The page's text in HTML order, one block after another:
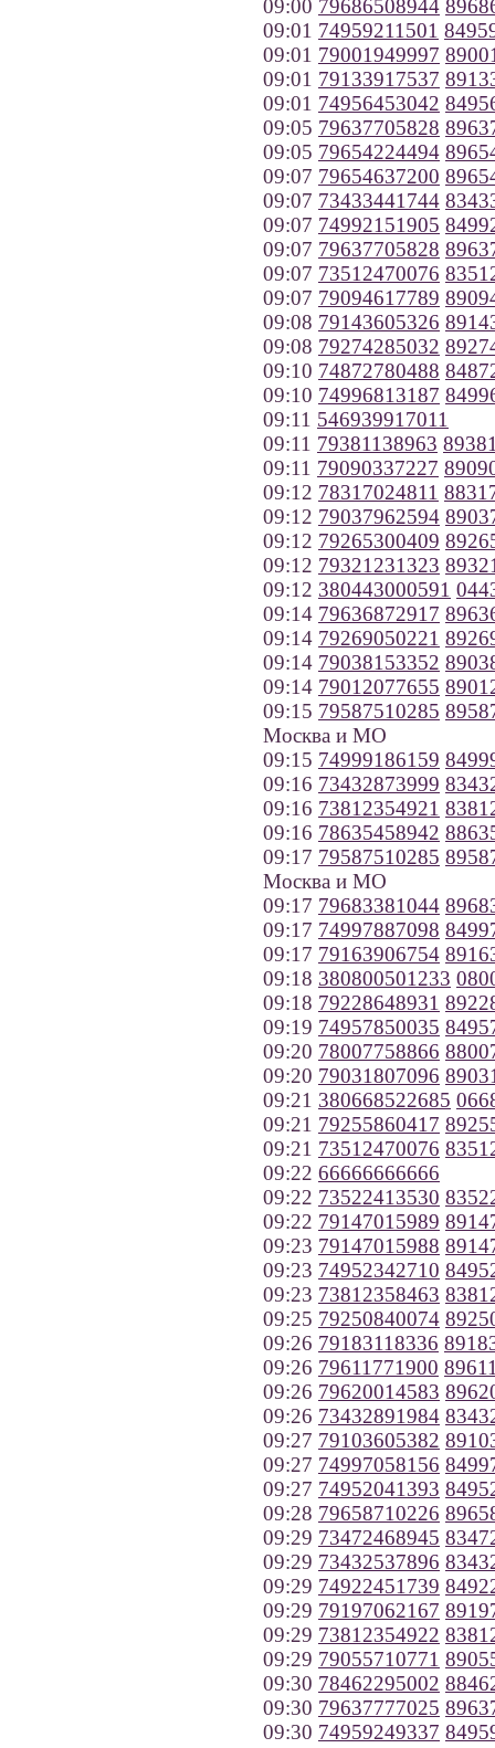
09:00 79686508944
09:01 74959211501
09:01 79001949997
09:01 79133917537
09:01 74956453042
09:05 79637705828
09:05 79654224494
09:07 79654637200
09:07 73433441744
09:07 74992151905
09:07 79637705828
09:07 73512470076
09:07 79094617789
09:08 79143605326
09:08 79274285032
09:10 74872780488
09:10 74996813187
09:11 546939917011
09:11 79381138963
09:11 79090337227
09:12 78317024811
09:12 79037962594
09:12 79265300409
09:12 79321231323
09:12 380443000591
09:14 79636872917
09:14 79269050221
09:14 79038153352
09:14 79012077655
09:15 79587510285
Москва и МО
09:15 74999186159
09:16 73432873999
09:16 73812354921
09:16 78635458942
09:17 79587510285
Москва и МО
09:17 79683381044
09:17 74997887098
09:17 79163906754
09:18 380800501233
09:18 79228648931
09:19 74957850035
09:20 78007758866
09:20 79031807096
09:21 380668522685
09:21 79255860417
09:21 73512470076
09:22 66666666666
09:22 73522413530
09:22 79147015989
09:23 79147015988
09:23 74952342710
09:23 73812358463
09:25 79250840074
09:26 79183118336
09:26 79611771900
09:26 79620014583
09:26 73432891984
09:27 79103605382
09:27 74997058156
09:27 74952041393
09:28 79658710226
09:29 73472468945
09:29 73432537896
09:29 74922451739
09:29 79197062167
09:29 73812354922
09:29 79055710771
09:30 78462295002
09:30 79637777025
09:30 74959249337